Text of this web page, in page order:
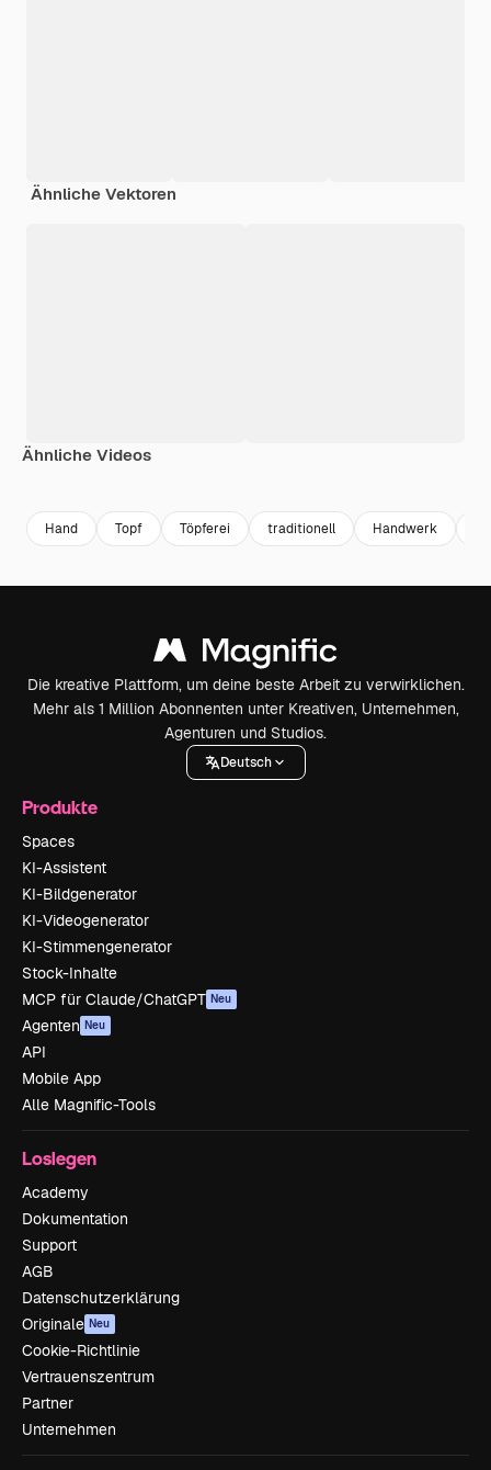
Ähnliche Vektoren
Ähnliche Videos
Hand Topf Töpferei traditionell Handwerk
Die kreative Plattform, um deine beste Arbeit zu verwirklichen.
Mehr als 1 Million Abonnenten unter Kreativen, Unternehmen,
Agenturen und Studios.
Deutsch
Produkte
Spaces
KI-Assistent
KI-Bildgenerator
KI-Videogenerator
KI-Stimmengenerator
Stock-Inhalte
MCP für Claude/ChatGPT Neu
Agenten Neu
API
Mobile App
Alle Magnific-Tools
Loslegen
Academy
Dokumentation
Support
AGB
Datenschutzerklärung
Originale Neu
Cookie-Richtlinie
Vertrauenszentrum
Partner
Unternehmen